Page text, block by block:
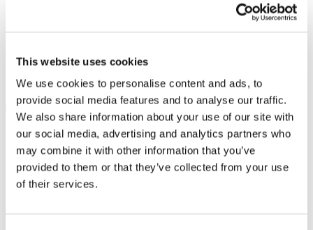
This website uses cookies
We use cookies to personalise content and ads, to
provide social media features and to analyse our traffic.
We also share information about your use of our site with
our social media, advertising and analytics partners who
may combine it with other information that you’ve
provided to them or that they’ve collected from your use
of their services.